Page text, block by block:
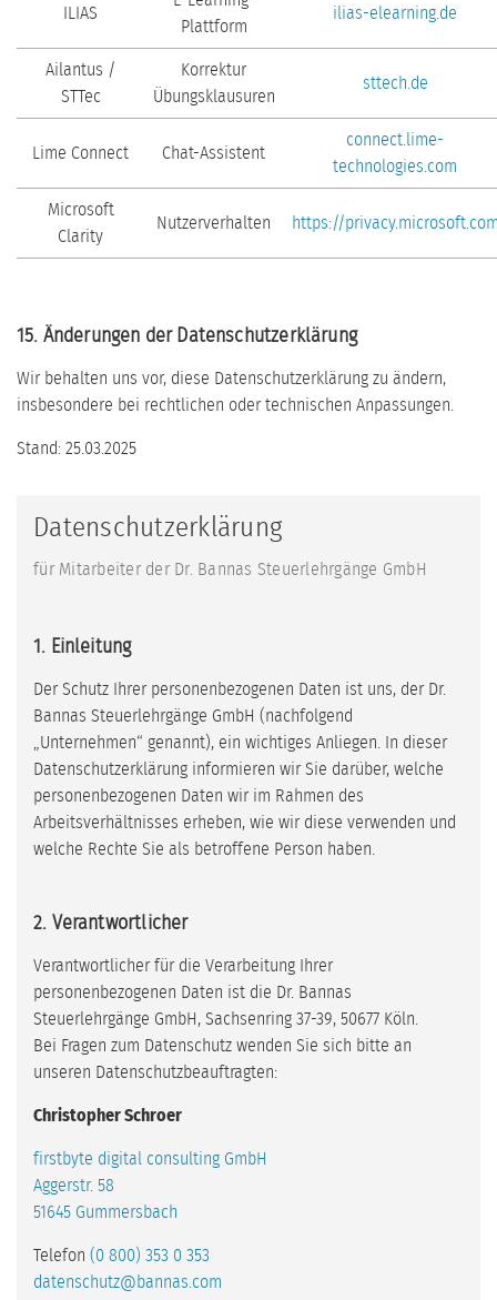
ILIAS
Plattform
ilias-elearning.de
Ailantus /
STTec
Korrektur
Übungsklausuren
sttech.de
Lime Connect Chat-Assistent
connect.lime-
technologies.com
Microsoft
Clarity
Nutzerverhalten https://
15. Änderungen der Datenschutzerklärung
Wir behalten uns vor, diese Datenschutzerklärung zu ändern,
insbesondere bei rechtlichen oder technischen Anpassungen.
Stand: 25.03.2025
Datenschutzerklärung
für Mitarbeiter der Dr. Bannas Steuerlehrgänge GmbH
1. Einleitung
Der Schutz Ihrer personenbezogenen Daten ist uns, der Dr.
Bannas Steuerlehrgänge GmbH (nachfolgend
„Unternehmen“ genannt), ein wichtiges Anliegen. In dieser
Datenschutzerklärung informieren wir Sie darüber, welche
personenbezogenen Daten wir im Rahmen des
Arbeitsverhältnisses erheben, wie wir diese verwenden und
welche Rechte Sie als betroffene Person haben.
2. Verantwortlicher
Verantwortlicher für die Verarbeitung Ihrer
personenbezogenen Daten ist die Dr. Bannas
Steuerlehrgänge GmbH, Sachsenring 37-39, 50677 Köln.
Bei Fragen zum Datenschutz wenden Sie sich bitte an
unseren Datenschutzbeauftragten:
Christopher Schroer
firstbyte digital consulting GmbH
Aggerstr. 58
51645 Gummersbach
Telefon (0 800) 353 0 353
datenschutz@bannas.com